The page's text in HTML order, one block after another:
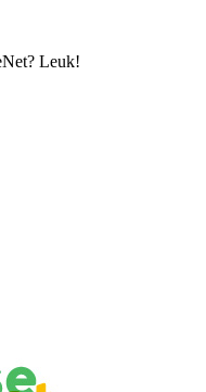
Leuk!